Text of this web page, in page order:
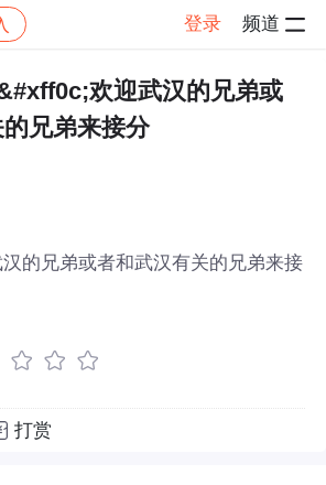
登录 频道
帖子详情
欢迎武汉的兄弟或
兄弟来接分
的兄弟或者和武汉有关的兄弟来接
打赏